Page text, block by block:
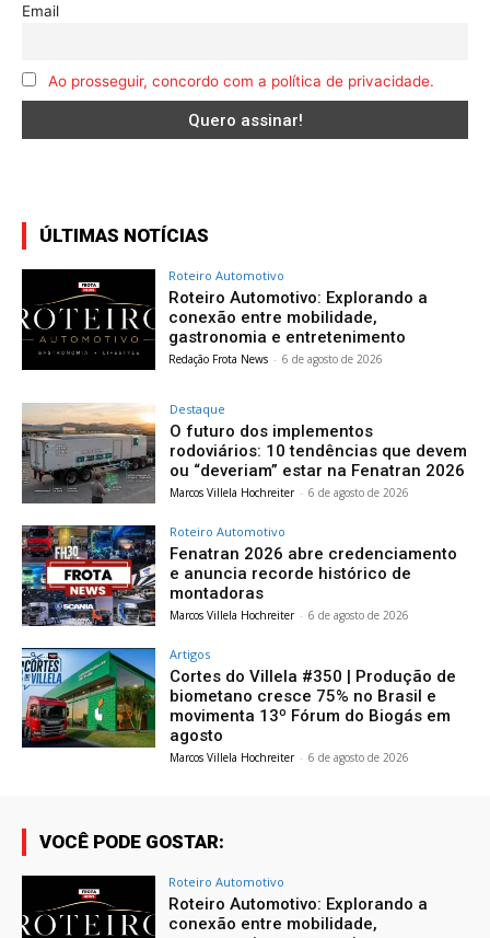
Email
Ao prosseguir, concordo com a política de privacidade.
ÚLTIMAS NOTÍCIAS
Roteiro Automotivo
Roteiro Automotivo: Explorando a
conexão entre mobilidade,
gastronomia e entretenimento
Redação Frota News - 6 de agosto de 2026
Destaque
O futuro dos implementos
rodoviários: 10 tendências que devem
ou “deveriam” estar na Fenatran 2026
Marcos Villela Hochreiter - 6 de agosto de 2026
Roteiro Automotivo
Fenatran 2026 abre credenciamento
e anuncia recorde histórico de
montadoras
Marcos Villela Hochreiter - 6 de agosto de 2026
Artigos
Cortes do Villela #350 | Produção de
biometano cresce 75% no Brasil e
movimenta 13º Fórum do Biogás em
agosto
Marcos Villela Hochreiter - 6 de agosto de 2026
VOCÊ PODE GOSTAR:
Roteiro Automotivo
Roteiro Automotivo: Explorando a
conexão entre mobilidade,